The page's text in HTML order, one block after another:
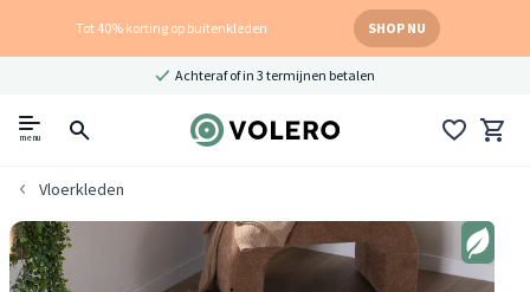
Tot 40% korting op buitenkleden SHOP NU
Achteraf of in 3 termijnen betalen
menu
Vloerkleden